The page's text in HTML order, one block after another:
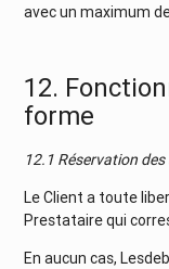
avec un maximum
12.
forme
12.1 Réservation
Le Client a toute
Prestataire qui
En aucun cas,